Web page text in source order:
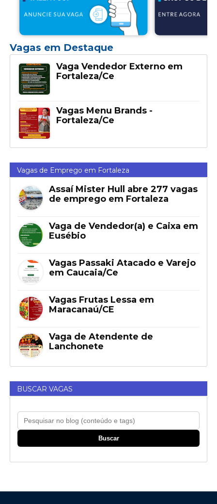
Vagas em Destaque
Vaga Vendedor Externo em
Fortaleza/Ce
Vagas Menu Brands -
Fortaleza/Ce
Vagas de Emprego em Fortaleza
Assaí Mister Hull abre 277 vagas
de emprego em Fortaleza
Vaga de Vendedor(a) e Caixa em
Eusébio
Vagas Passaki Atacado e Varejo
em Caucaia/Ce
Vagas Frutas Lessa em
Maracanaú/CE
Vaga de Atendente de
Lanchonete
BUSCAR VAGAS
Buscar